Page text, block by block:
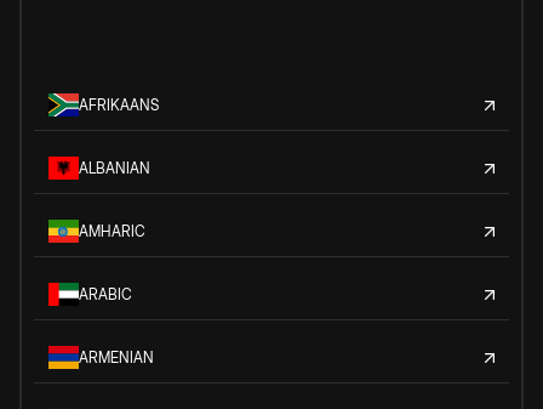
AFRIKAANS
ALBANIAN
AMHARIC
ARABIC
ARMENIAN